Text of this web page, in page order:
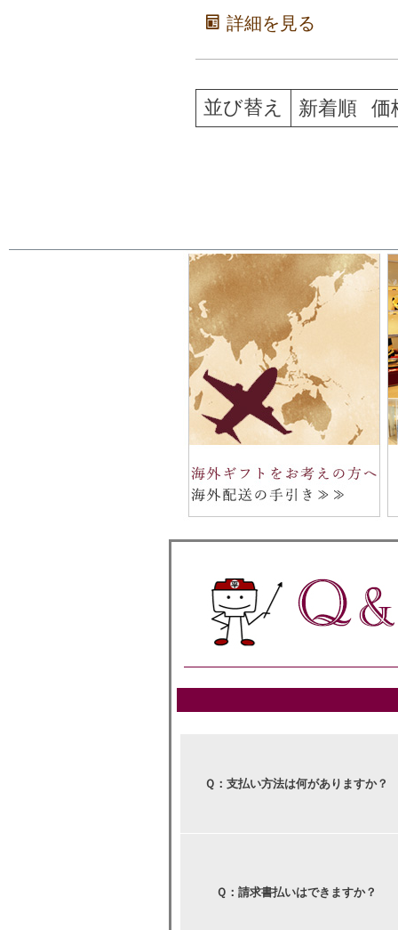
詳細を見る
並び替え 新着順 価
Ｑ：支払い方法は何がありますか？
Ｑ：請求書払いはできますか？